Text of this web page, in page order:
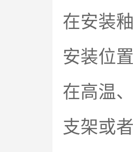
在安装
安装位
在高温
支架或